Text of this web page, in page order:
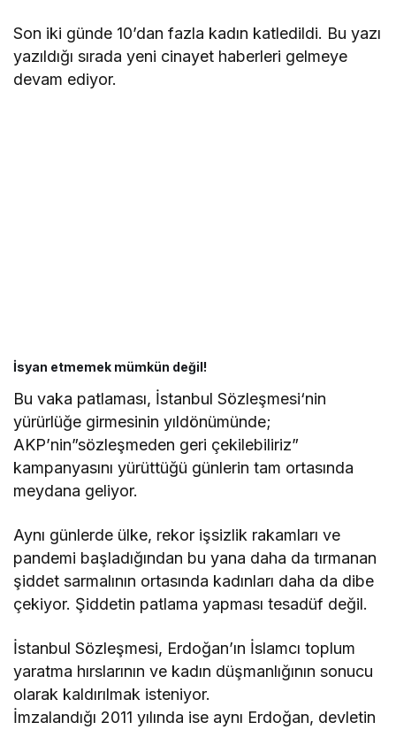
Son iki günde 10’dan fazla kadın katledildi. Bu yazı
yazıldığı sırada yeni cinayet haberleri gelmeye
devam ediyor.
İsyan etmemek mümkün değil!
Bu vaka patlaması, İstanbul Sözleşmesi‘nin
yürürlüğe girmesinin yıldönümünde;
AKP’nin”sözleşmeden geri çekilebiliriz”
kampanyasını yürüttüğü günlerin tam ortasında
meydana geliyor.
Aynı günlerde ülke, rekor işsizlik rakamları ve
pandemi başladığından bu yana daha da tırmanan
şiddet sarmalının ortasında kadınları daha da dibe
çekiyor. Şiddetin patlama yapması tesadüf değil.
İstanbul Sözleşmesi, Erdoğan’ın İslamcı toplum
yaratma hırslarının ve kadın düşmanlığının sonucu
olarak kaldırılmak isteniyor.
İmzalandığı 2011 yılında ise aynı Erdoğan, devletin